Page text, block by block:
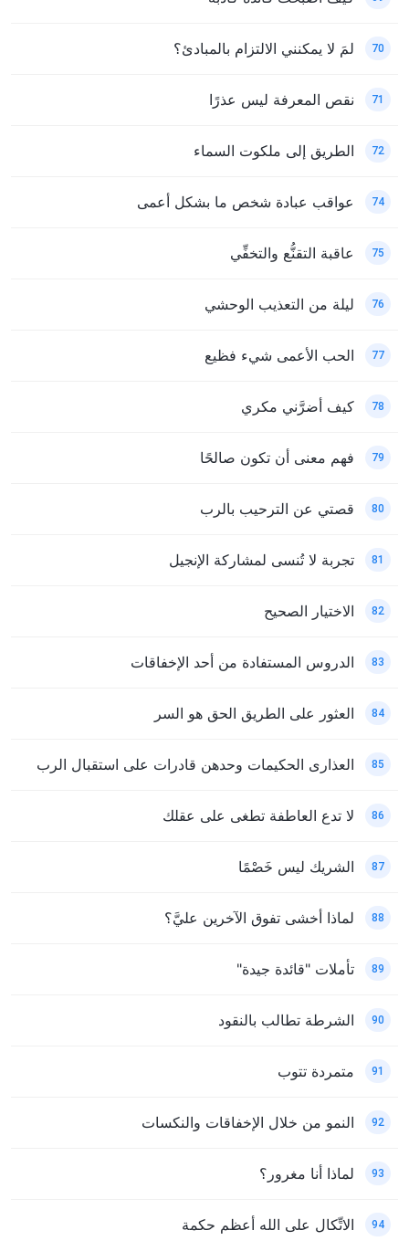
70 لمَ لا يمكنني الالتزام بالمبادئ؟
71 نقص المعرفة ليس عذرًا
72 الطريق إلى ملكوت السماء
74 عواقب عبادة شخص ما بشكل أعمى
75 عاقبة التقنُّع والتخفِّي
76 ليلة من التعذيب الوحشي
77 الحب الأعمى شيء فظيع
78 كيف أضرَّني مكري
79 فهم معنى أن تكون صالحًا
80 قصتي عن الترحيب بالرب
81 تجربة لا تُنسى لمشاركة الإنجيل
82 الاختيار الصحيح
83 الدروس المستفادة من أحد الإخفاقات
84 العثور على الطريق الحق هو السر
85 العذارى الحكيمات وحدهن قادرات على استقبال الرب
86 لا تدع العاطفة تطغى على عقلك
87 الشريك ليس خَصْمًا
88 لماذا أخشى تفوق الآخرين عليَّ؟
89 تأملات "قائدة جيدة"
90 الشرطة تطالب بالنقود
91 متمردة تتوب
92 النمو من خلال الإخفاقات والنكسات
93 لماذا أنا مغرور؟
94 الاتِّكال على الله أعظم حكمة